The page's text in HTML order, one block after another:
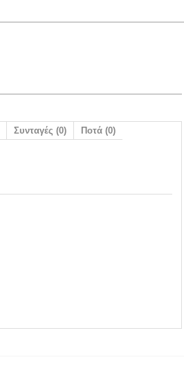
Συνταγές (0) Ποτά (0)